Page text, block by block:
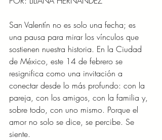
San Valentín no es solo una fecha; es
una pausa para mirar los vínculos que
sostienen nuestra historia. En la Ciudad
de México, este 14 de febrero se
resignifica como una invitación a
conectar desde lo más profundo: con la
pareja, con los amigos, con la familia y,
sobre todo, con uno mismo. Porque el
amor no solo se dice, se percibe. Se
siente.